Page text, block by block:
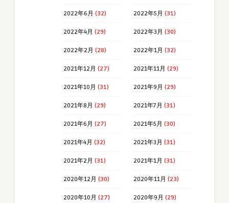
2022年6月 (32) 2022年5月 (31)
2022年4月 (29) 2022年3月 (30)
2022年2月 (28) 2022年1月 (32)
2021年12月 (27) 2021年11月 (29)
2021年10月 (31) 2021年9月 (29)
2021年8月 (29) 2021年7月 (31)
2021年6月 (27) 2021年5月 (30)
2021年4月 (32) 2021年3月 (31)
2021年2月 (31) 2021年1月 (31)
2020年12月 (30) 2020年11月 (23)
2020年10月 (27) 2020年9月 (29)